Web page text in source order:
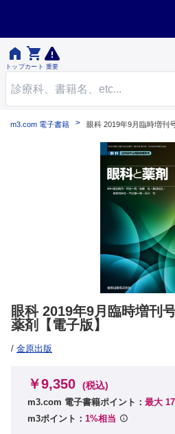

トップ

カート 重要
m3.com 電子書籍 眼科 2019年9月臨時増刊
眼科 2019年9月臨時増刊
薬剤【電子版】
/ 金原出版
￥9,350 (税込)
m3.com 電子書籍ポイント： 最大
m3ポイント： 1%相当